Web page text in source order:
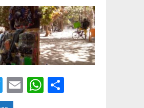
Twitter
EmailWhatsApp